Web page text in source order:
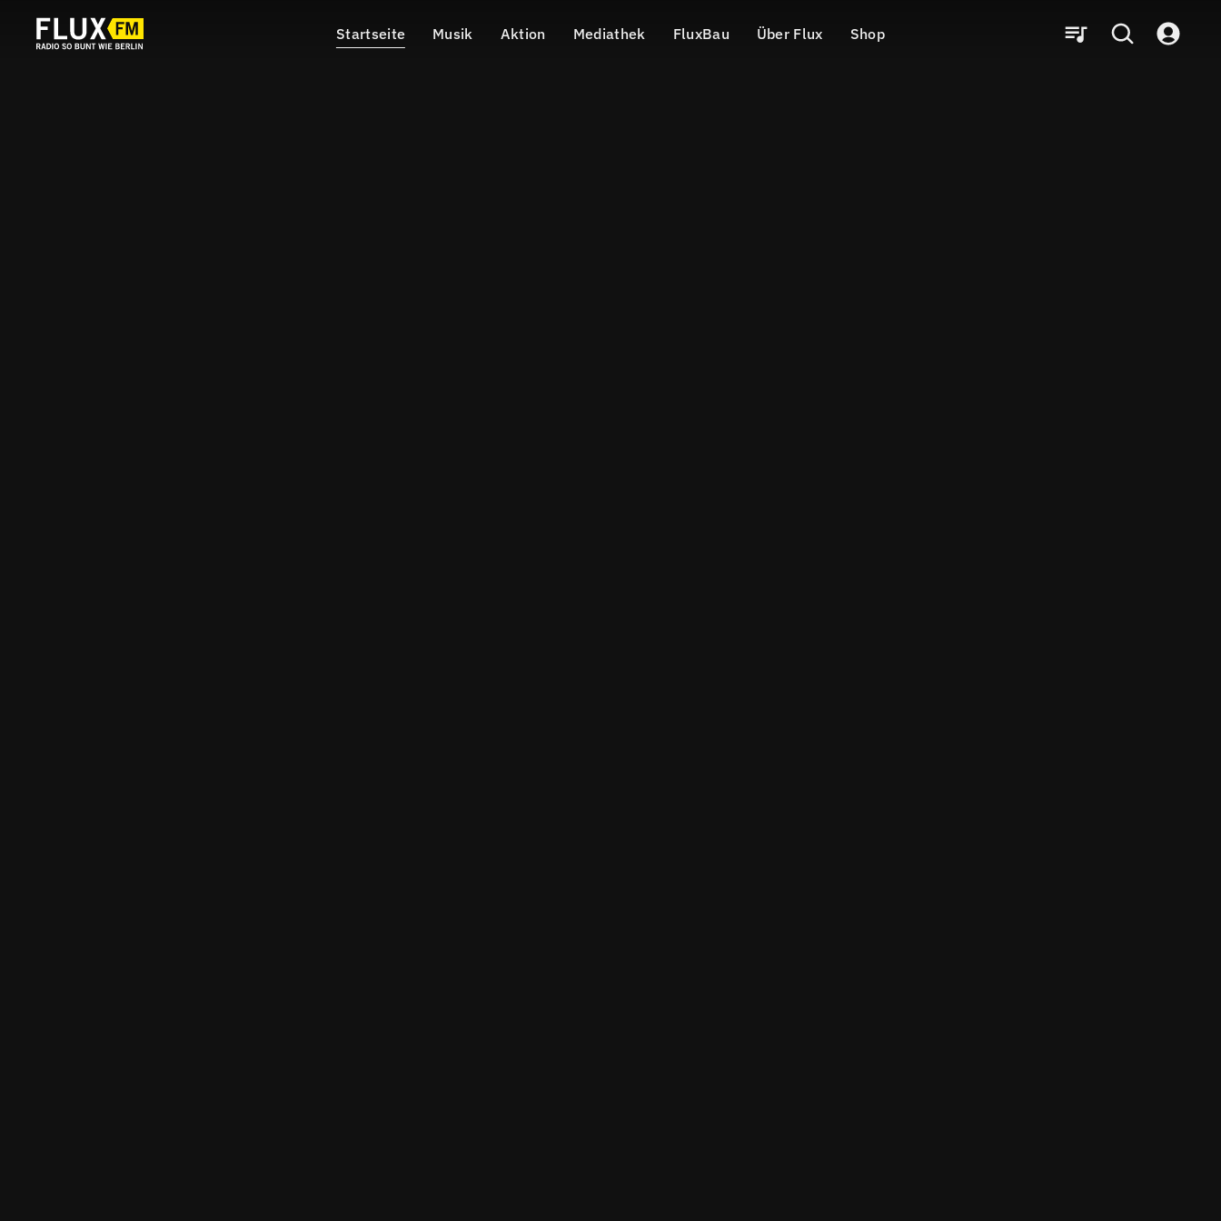
Startseite Musik Aktion Mediathek FluxBau Über Flux Shop